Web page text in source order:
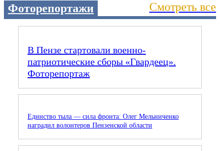
Фоторепортажи Смотреть все
В Пензе стартовали военно-
патриотические сборы «Гвардеец».
Фоторепортаж
Единство тыла — сила фронта: Олег Мельниченко
наградил волонтеров Пензенской области